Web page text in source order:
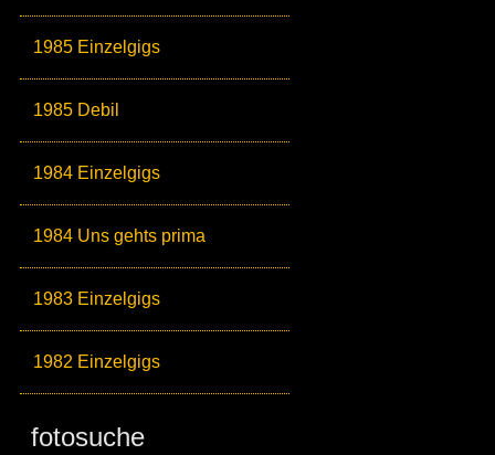
1985 Einzelgigs
1985 Debil
1984 Einzelgigs
1984 Uns gehts prima
1983 Einzelgigs
1982 Einzelgigs
fotosuche